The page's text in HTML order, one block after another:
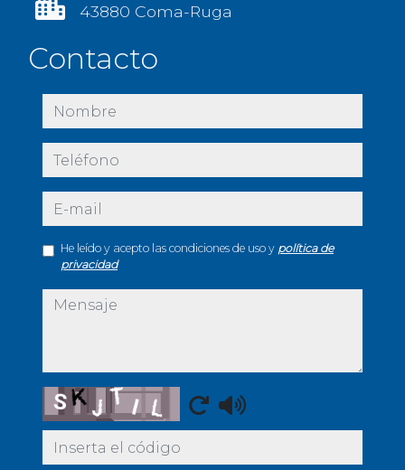
43880 Coma-Ruga
Contacto
nombre
teléfono
e-mail
He leído y acepto las condiciones de uso y política de
privacidad
mensaje
Captcha